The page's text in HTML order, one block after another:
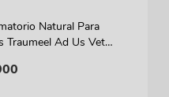
Natural Para
Traumeel Ad Us Vet